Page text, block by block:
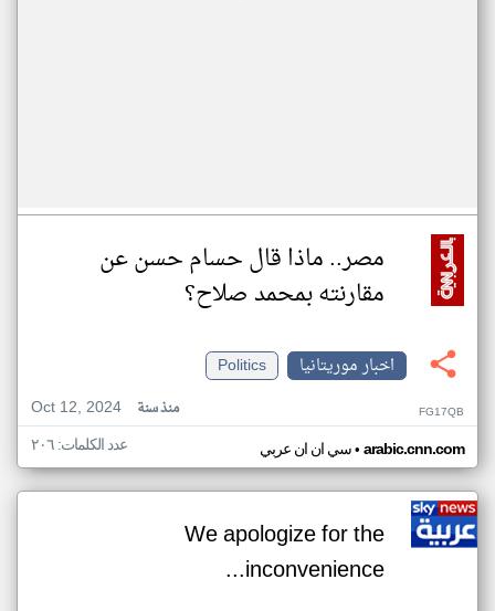
مصر.. ماذا قال حسام حسن عن
مقارنته بمحمد صلاح؟
اخبار موريتانيا
Politics
Oct 12, 2024
منذ سنة FG17QB
سي ان ان عربي• arabic.cnn.com عدد الكلمات: ٢٠٦
We apologize for the
inconvenience...